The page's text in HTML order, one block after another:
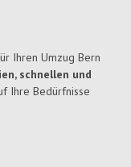
Ihren Umzug Bern
schnellen und
Ihre Bedürfnisse